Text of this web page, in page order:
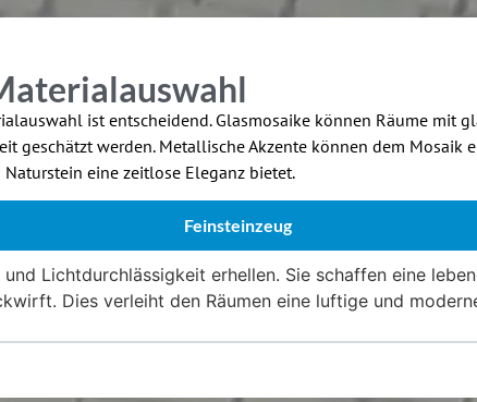
ist entscheidend. Glasmosaike können Räume mit
geschätzt werden. Metallische Akzente können dem Mosaik
eine zeitlose Eleganz bietet.
Feinsteinzeug
Lichtdurchlässigkeit erhellen. Sie schaffen eine
Dies verleiht den Räumen eine luftige und